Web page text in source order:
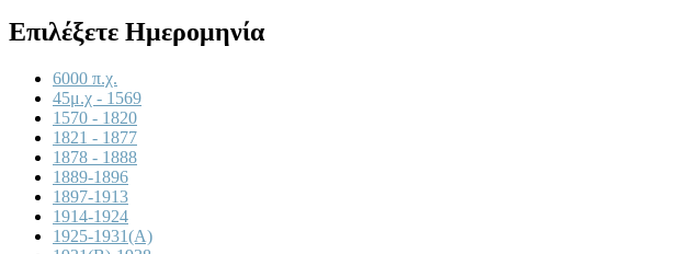
Επιλέξετε Ημερομηνία
6000 π.χ.
45μ.χ - 1569
1570 - 1820
1821 - 1877
1878 - 1888
1889-1896
1897-1913
1914-1924
1925-1931(A)